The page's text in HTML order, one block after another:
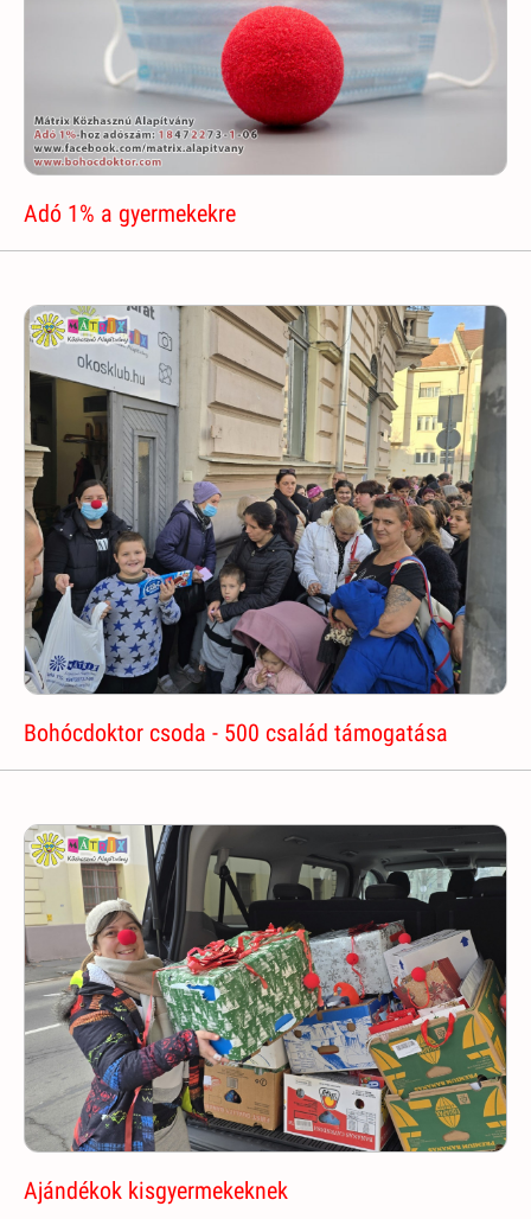
Adó 1% a gyermekekre
Bohócdoktor csoda - 500 család támogatása
Ajándékok kisgyermekeknek